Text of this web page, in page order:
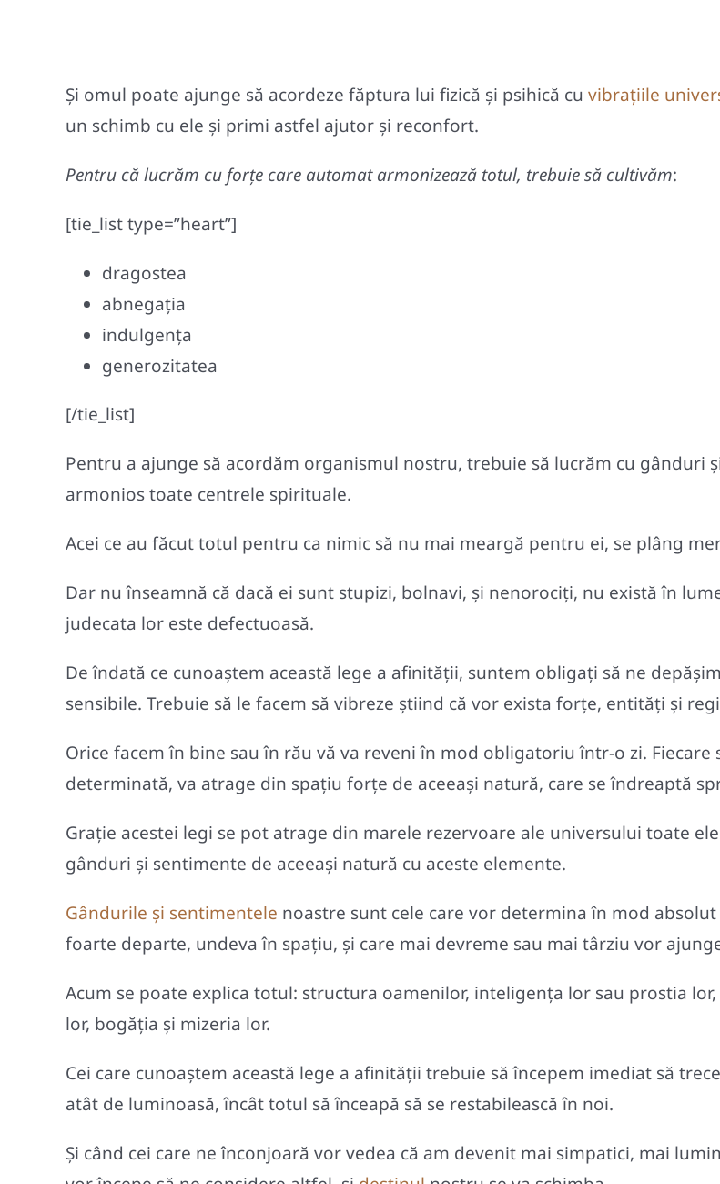
Şi omul poate ajunge să acordeze făptura lui fizică şi psihică cu vibraţiile
un schimb cu ele şi primi astfel ajutor şi reconfort.
Pentru că lucrăm cu forţe care automat armonizează totul, trebuie să cultivăm:
[tie_list type=”heart”]
dragostea
abnegaţia
indulgenţa
generozitatea
[/tie_list]
Pentru a ajunge să acordăm organismul nostru, trebuie să lucrăm cu gânduri
armonios toate centrele spirituale.
Acei ce au făcut totul pentru ca nimic să nu mai meargă pentru ei, se plâng
Dar nu înseamnă că dacă ei sunt stupizi, bolnavi, şi nenorociţi, nu există în
judecata lor este defectuoasă.
De îndată ce cunoaştem această lege a afinității, suntem obligaţi să ne
sensibile. Trebuie să le facem să vibreze ştiind că vor exista forţe, entităţi şi
Orice facem în bine sau în rău vă va reveni în mod obligatoriu într-o zi.
determinată, va atrage din spaţiu forţe de aceeaşi natură, care se îndreaptă
Graţie acestei legi se pot atrage din marele rezervoare ale universului toate
gânduri şi sentimente de aceeaşi natură cu aceste elemente.
Gândurile şi sentimentele noastre sunt cele care vor determina în mod
foarte departe, undeva în spaţiu, şi care mai devreme sau mai târziu vor
Acum se poate explica totul: structura oamenilor, inteligenţa lor sau prostia
lor, bogăţia şi mizeria lor.
Cei care cunoaştem această lege a afinităţii trebuie să începem imediat să
atât de luminoasă, încât totul să înceapă să se restabilească în noi.
Şi când cei care ne înconjoară vor vedea că am devenit mai simpatici, mai